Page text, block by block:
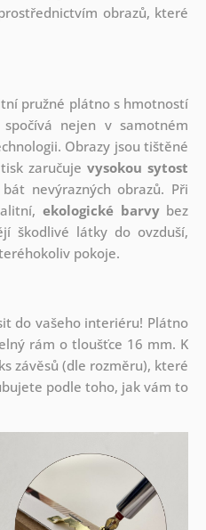
obrazů, které
pružné plátno s hmotností
nejen v samotném
Obrazy jsou tištěné
zaručuje vysokou sytost
nevýrazných obrazů. Při
ekologické barvybez
škodlivé látky do ovzduší,
pokoje.
do vašeho interiéru! Plátno
rám o tloušťce 16 mm. K
závěsů (dle rozměru), které
podle toho, jak vám to